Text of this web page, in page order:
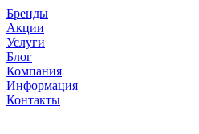
Бренды
Акции
Услуги
Блог
Компания
Информация
Контакты